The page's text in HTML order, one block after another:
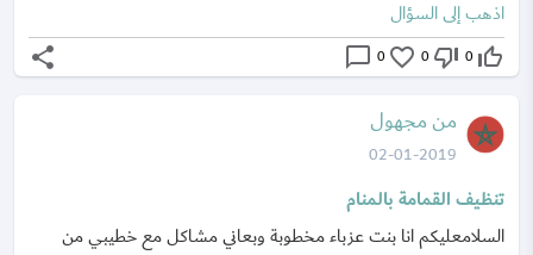
اذهب إلى السؤال
thumb_up_off_alt
0
thumb_down_off_alt
0
favorite_border
0
chat_bubble_outline
share
من مجهول
02-01-2019
تنظيف القمامة بالمنام
السلامعليكم انا بنت عزباء مخطوبة وبعاني مشاكل مع خطيبي من